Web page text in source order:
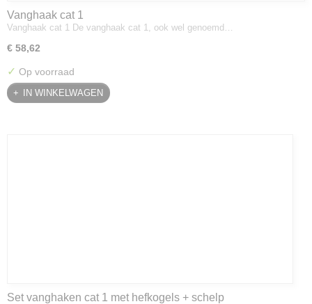
Vanghaak cat 1
Vanghaak cat 1 De vanghaak cat 1, ook wel genoemd…
€ 58,62
✓ Op voorraad
IN WINKELWAGEN
Set vanghaken cat 1 met hefkogels + schelp